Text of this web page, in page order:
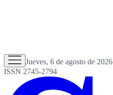
Jueves, 6 de agosto de 2026
ISSN 2745-2794